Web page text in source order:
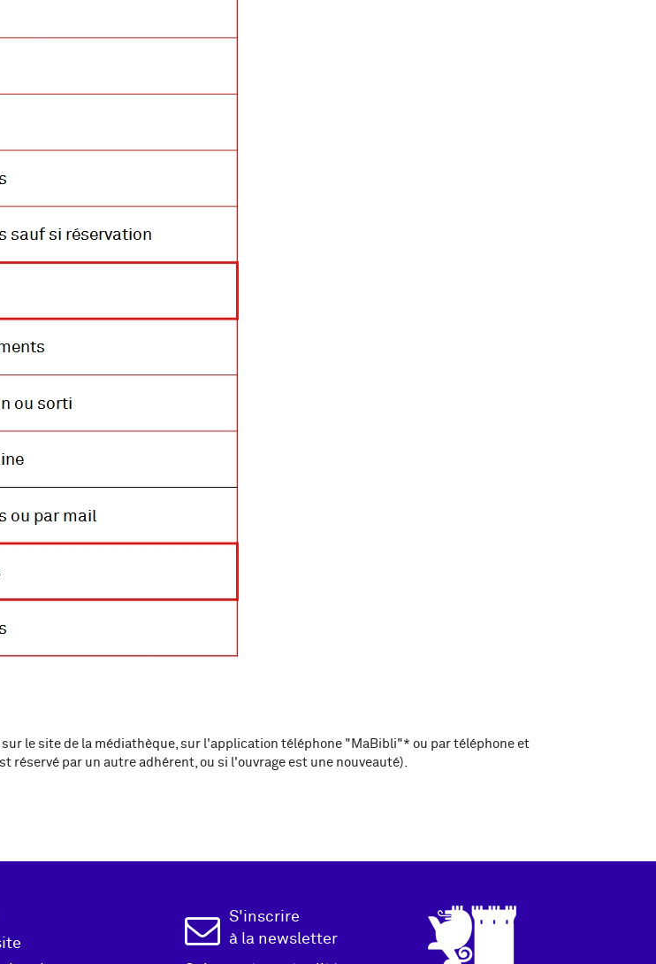
le site de la médiathèque, sur l'application téléphone "MaBibli"* ou par téléphone et
par un autre adhérent, ou si l'ouvrage est une nouveauté).
Inscription
Newsletter
S'inscrire
à la newsletter
Logo
pied